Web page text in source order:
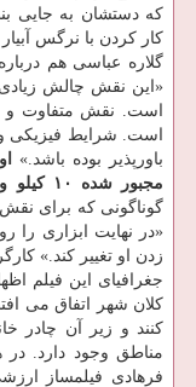
که دستشان به جایی
کار کردن با نرگس
گلاره عباسی هم
«این نقش چالش زیادی
است. نقش متفاوت و
است. شرایط فیزیکی
باورپذیر بوده باشد.»
مجبور شده ۱۰ کیلو وزن اضافه کند
گوناگونی که برای
«در نهایت ابزاری
جغرافیای این فیلم
کلان شهر اتفاق می
کنند و زیر آن چادر
مناطق وجود دارد. در
فرهادی فیلمساز